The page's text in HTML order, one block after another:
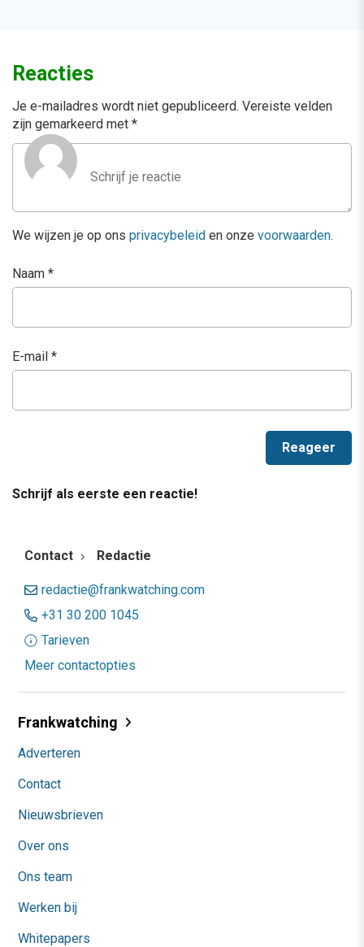
Reacties
Je e-mailadres wordt niet gepubliceerd. Vereiste velden
zijn gemarkeerd met *
We wijzen je op ons privacybeleid en onze voorwaarden.
Naam *
E-mail *
Schrijf als eerste een reactie!
Contact Redactie
redactie@frankwatching.com
+31 30 200 1045
Tarieven
Meer contactopties
Frankwatching
Adverteren
Contact
Nieuwsbrieven
Over ons
Ons team
Werken bij
Whitepapers